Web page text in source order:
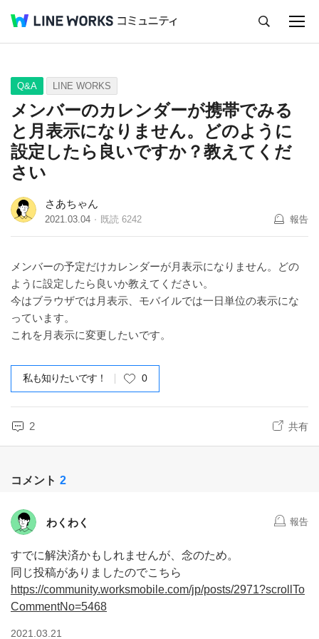
Q&A Tips Ideas
Q&A LINE WORKS
メンバーのカレンダーが携帯でみる
と月表示になりません。どのように
設定したら良いですか？教えてくだ
さい
さあちゃん
2021.03.04 既読 6242 報告
メンバーの予定だけカレンダーが月表示になりません。どの
ように設定したら良いか教えてください。
今はブラウザでは月表示、モバイルでは一日単位の表示にな
っています。
これを月表示に変更したいです。
私も知りたいです！ 0
2 共有
コメント 2
わくわく 報告
すでに解決済かもしれませんが、念のため。
同じ投稿がありましたのでこちら
https://community.worksmobile.com/jp/posts/2971?scrollTo
CommentNo=5468
2021.03.21